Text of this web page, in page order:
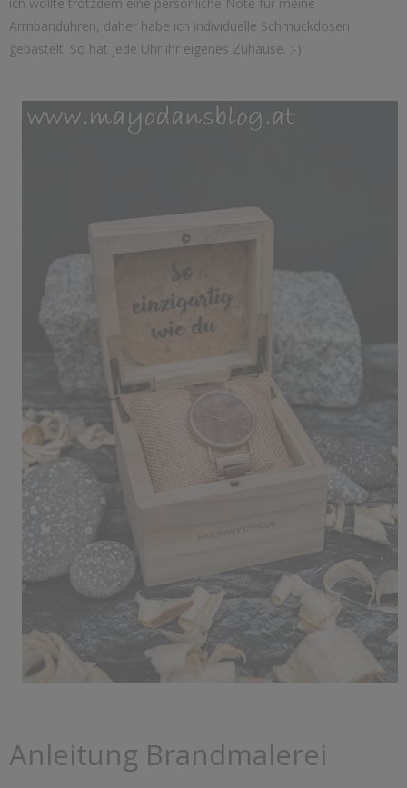
Armbanduhren, daher habe ich individuelle Schmuckdosen
gebastelt. So hat jede Uhr ihr eigenes Zuhause. ;-)
Anleitung Brandmalerei